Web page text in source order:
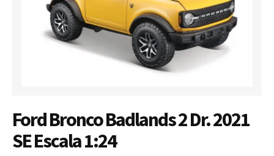
Ford Bronco Badlands 2 Dr. 2021
SE Escala 1:24